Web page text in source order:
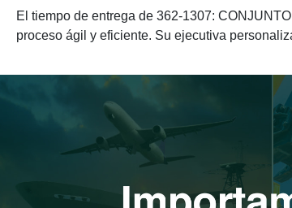
El tiempo de entrega de 362-1307:
proceso ágil y eficiente. Su ejecutiva